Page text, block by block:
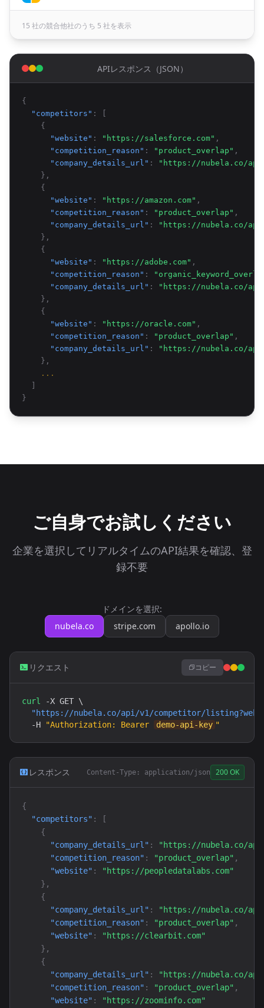
15 社の競合他社のうち 5 社を表示
APIレスポンス（JSON）
{
"competitors" : [
{
"website" : "https://salesforce.com" ,
"competition_reason" : "product_overlap" ,
"company_details_url" :
"https://nubela.co/
},
{
"website" : "https://amazon.com" ,
"competition_reason" : "product_overlap" ,
"company_details_url" :
"https://nubela.co/
},
{
"website" : "https://adobe.com" ,
"competition_reason" :
"company_details_url" :
"https://nubela.co/
},
{
"website" : "https://oracle.com" ,
"competition_reason" : "product_overlap" ,
"company_details_url" :
"https://nubela.co/
},
...
}
ご自身でお試しください
企業を選択してリアルタイムのAPI結果を確認、登
録不要
ドメインを選択:
nubela.co
stripe.com apollo.io
リクエスト コピー
curl
-X GET \
"https://nubela.co/api/v1/competitor/
  -H
"Authorization: Bearer demo-api-key "
レスポンス Content-Type: application/json 200 OK
{
"competitors" :
[
{
"company_details_url" :
"https://nubela.co/api/
"competition_reason" : "product_overlap" ,
"website" :
"https://peopledatalabs.com"
} ,
{
"company_details_url" :
"https://nubela.co/api/
"competition_reason" : "product_overlap" ,
"website" :
"https://clearbit.com"
} ,
{
"company_details_url" :
"https://nubela.co/api/
"competition_reason" : "product_overlap" ,
"website" : "https://zoominfo.com"